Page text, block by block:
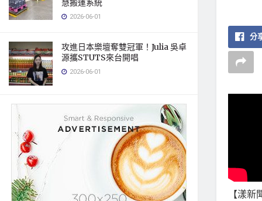
慧搬運系統
2026-06-01
攻進日本樂壇奪雙冠軍！Julia 吳卓
源攜STUTS來台開唱
2026-06-01
分
【漾